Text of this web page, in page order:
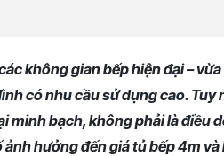
không gian bếp hiện đại –
có nhu cầu sử dụng cao. Tuy
minh bạch, không phải là điều
hưởng đến giá tủ bếp 4m